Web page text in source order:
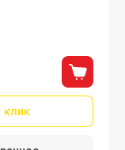
клик